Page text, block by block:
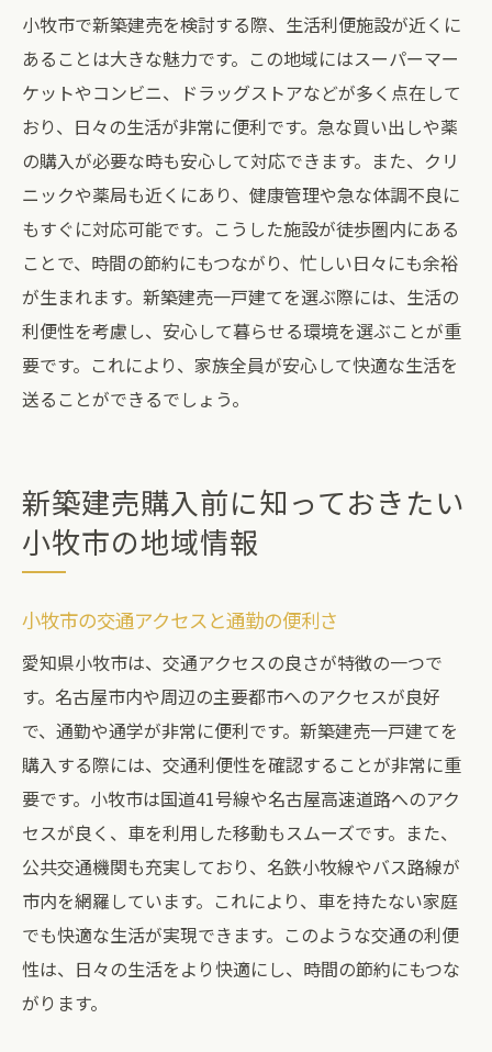
小牧市で新築建売を検討する際、生活利便施設が近くに
あることは大きな魅力です。この地域にはスーパーマー
ケットやコンビニ、ドラッグストアなどが多く点在して
おり、日々の生活が非常に便利です。急な買い出しや薬
の購入が必要な時も安心して対応できます。また、クリ
ニックや薬局も近くにあり、健康管理や急な体調不良に
もすぐに対応可能です。こうした施設が徒歩圏内にある
ことで、時間の節約にもつながり、忙しい日々にも余裕
が生まれます。新築建売一戸建てを選ぶ際には、生活の
利便性を考慮し、安心して暮らせる環境を選ぶことが重
要です。これにより、家族全員が安心して快適な生活を
送ることができるでしょう。
新築建売購入前に知っておきたい
小牧市の地域情報
小牧市の交通アクセスと通勤の便利さ
愛知県小牧市は、交通アクセスの良さが特徴の一つで
す。名古屋市内や周辺の主要都市へのアクセスが良好
で、通勤や通学が非常に便利です。新築建売一戸建てを
購入する際には、交通利便性を確認することが非常に重
要です。小牧市は国道41号線や名古屋高速道路へのアク
セスが良く、車を利用した移動もスムーズです。また、
公共交通機関も充実しており、名鉄小牧線やバス路線が
市内を網羅しています。これにより、車を持たない家庭
でも快適な生活が実現できます。このような交通の利便
性は、日々の生活をより快適にし、時間の節約にもつな
がります。